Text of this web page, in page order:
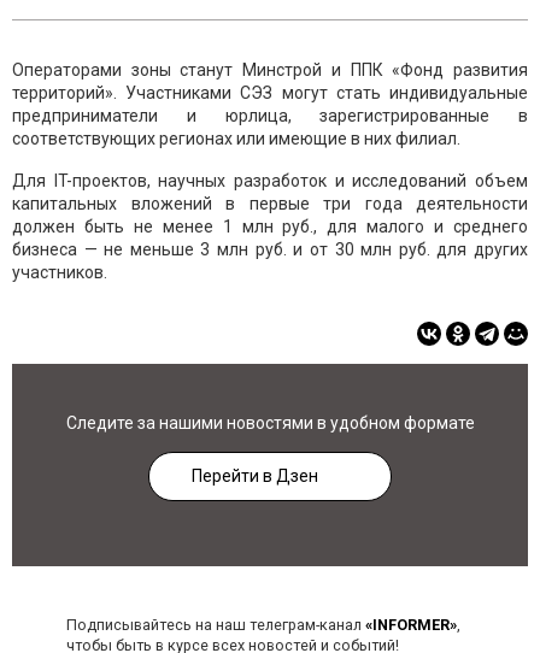
Операторами зоны станут Минстрой и ППК «Фонд развития
территорий». Участниками СЭЗ могут стать индивидуальные
предприниматели и юрлица, зарегистрированные в
соответствующих регионах или имеющие в них филиал.
Для IT-проектов, научных разработок и исследований объем
капитальных вложений в первые три года деятельности
должен быть не менее 1 млн руб., для малого и среднего
бизнеса — не меньше 3 млн руб. и от 30 млн руб. для других
участников.
Следите за нашими новостями в удобном формате
Перейти в Дзен
Подписывайтесь на наш телеграм-канал «INFORMER»,
чтобы быть в курсе всех новостей и событий!